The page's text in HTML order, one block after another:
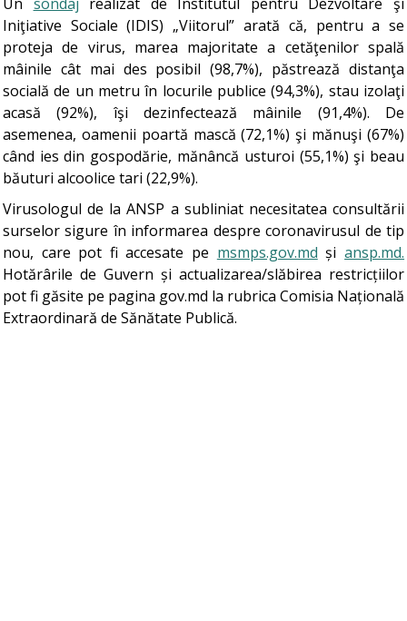
Iniţiative Sociale (IDIS) „Viitorul” arată că, pentru a se
proteja de virus, marea majoritate a cetăţenilor spală
mâinile cât mai des posibil (98,7%), păstrează distanţa
socială de un metru în locurile publice (94,3%), stau izolaţi
acasă (92%), îşi dezinfectează mâinile (91,4%). De
asemenea, oamenii poartă mască (72,1%) şi mănuşi (67%)
când ies din gospodărie, mănâncă usturoi (55,1%) şi beau
băuturi alcoolice tari (22,9%).
Virusologul de la ANSP a subliniat necesitatea consultării
surselor sigure în informarea despre coronavirusul de tip
nou, care pot fi accesate pe msmps.gov.md șiansp.md.
Hotărârile de Guvern și actualizarea/slăbirea restricțiilor
pot fi găsite pe pagina gov.md la rubrica Comisia Națională
Extraordinară de Sănătate Publică.